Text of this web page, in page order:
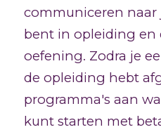
communiceren naar
bent in opleiding en
oefening. Zodra je
de opleiding hebt
programma's aan
kunt starten met